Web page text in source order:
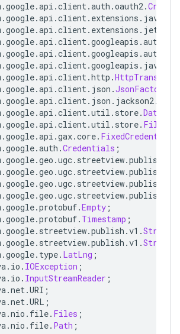
.google.api .client.auth .oauth2.
.google.api .client. extensions . java6
.google.api .client. extensions . jetty
.google.api .client.googleapis .auth
.google.api .client.googleapis .auth
.google.api .client.googleapis . javanet
.google.api .client.http .HttpTransport
.google.api .client. json .JsonFactory
.google.api .client. json . jackson2.
.google.api .client.util . store.
.google.api .client.util . store.
.google.api .gax.core.
.google.auth .Credentials ;
.google.geo .ugc. streetview.publish
.google.geo .ugc. streetview.publish
.google.geo .ugc. streetview.publish
.google.geo .ugc. streetview.publish
.google.protobuf.Empty ;
.google.protobuf. Timestamp ;
.google. streetview.publish .v1 .
.google. streetview.publish .v1 .
.google. type. LatLng ;
. io . IOException ;
. io . InputStreamReader ;
.net.URI ;
.net.URL ;
.nio . file. Files ;
.nio . file. Path ;